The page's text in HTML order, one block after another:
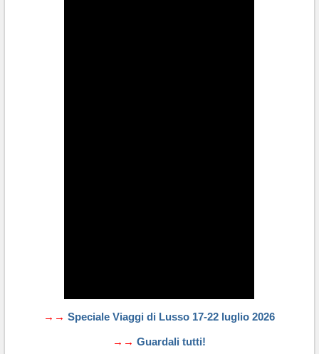
→→ Speciale Viaggi di Lusso 17-22 luglio 2026
→→ Guardali tutti!